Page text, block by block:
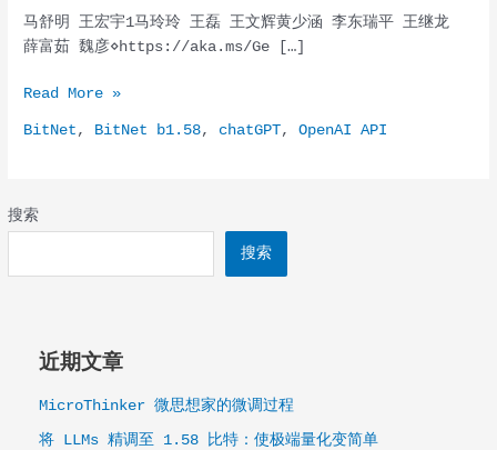
搜索
搜索
近期文章
MicroThinker 微思想家的微调过程
将 LLMs 精调至 1.58 比特：使极端量化变简单
马舒明 王宏宇1马玲玲 王磊 王文辉黄少涵 李东瑞平 王继龙
薛富茹 魏彦⋄https://aka.ms/Ge […]
1
所
Read More »
BitNet , BitNet b1.58, chatGPT,OpenAI API